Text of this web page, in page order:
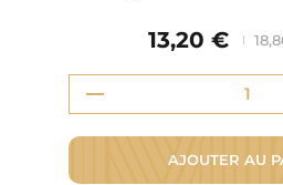
13,20 €
AJOUTER AU